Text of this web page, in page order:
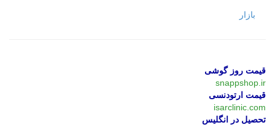
بازار
قیمت روز گوشی
snappshop.ir
قیمت ارتودنسی
isarclinic.com
تحصیل در انگلیس